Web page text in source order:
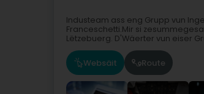
Industeam ass eng Grupp vun
Franceschetti.Mir si
Lëtzebuerg. D'Wäerter vun eiser
Websäit Route